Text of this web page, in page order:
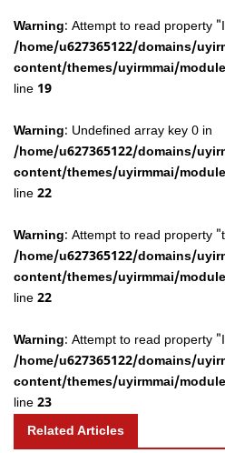
Warning: Attempt to read property
/home/u627365122/domains/
content/themes/uyirmmai/
line 19
Warning: Undefined array key 0 in
/home/u627365122/domains/
content/themes/uyirmmai/
line 22
Warning: Attempt to read property
/home/u627365122/domains/
content/themes/uyirmmai/
line 22
Warning: Attempt to read property
/home/u627365122/domains/
content/themes/uyirmmai/
line 23
Related Articles